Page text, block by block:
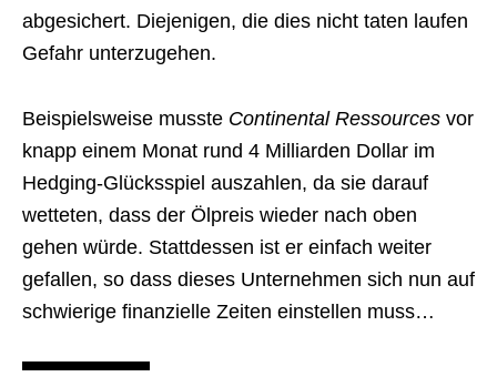
abgesichert. Diejenigen, die dies nicht taten laufen
Gefahr unterzugehen.
Beispielsweise musste Continental Ressources vor
knapp einem Monat rund 4 Milliarden Dollar im
Hedging-Glücksspiel auszahlen, da sie darauf
wetteten, dass der Ölpreis wieder nach oben
gehen würde. Stattdessen ist er einfach weiter
gefallen, so dass dieses Unternehmen sich nun auf
schwierige finanzielle Zeiten einstellen muss…